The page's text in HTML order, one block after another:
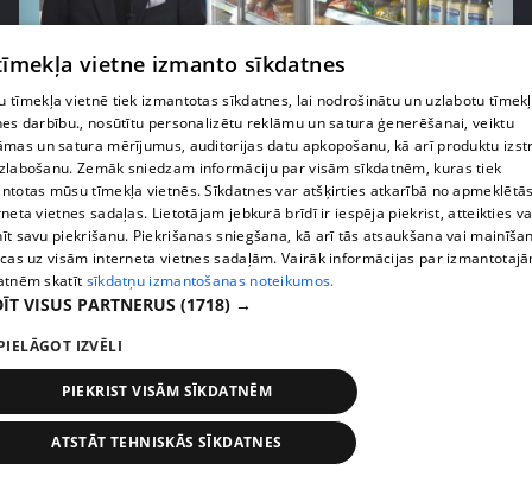
pirms 1 nedēļas, 1 dienas
Pārtiku pērkam vairāk, bet vai “zemo cenu grozs”
tiešām samazina kopējo čeku?
pirms 1 nedēļas, 1 dienas
vietne izmanto sīkdatnes
tīmekļa vietnē tiek izmantotas sīkdatnes, lai nodrošinātu un uzlabotu
darbību., nosūtītu personalizētu reklāmu un satura ģenerēšanai, veiktu
un satura mērījumus, auditorijas datu apkopošanu, kā arī produktu
Zemāk sniedzam informāciju par visām sīkdatnēm, kuras tiek
mūsu tīmekļa vietnēs. Sīkdatnes var atšķirties atkarībā no
vietnes sadaļas. Lietotājam jebkurā brīdī ir iespēja piekrist, atteikties
savu piekrišanu. Piekrišanas sniegšana, kā arī tās atsaukšana vai
uz visām interneta vietnes sadaļām. Vairāk informācijas par
skatīt sīkdatņu izmantošanas noteikumos.
VISUS PARTNERUS (1718) →
IZVĒLI
PIEKRIST VISĀM SĪKDATNĒM
ATSTĀT TEHNISKĀS SĪKDATNES